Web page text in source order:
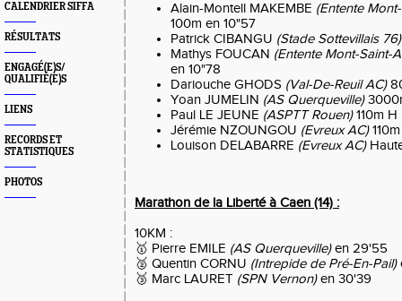
CALENDRIER SIFFA
RÉSULTATS
ENGAGÉ(E)S/
QUALIFIÉ(E)S
LIENS
RECORDS ET
STATISTIQUES
PHOTOS
Alain-Montell MAKEMBE (Entente
100m en 10"57
Patrick CIBANGU (Stade Sottevillais 76)
Mathys FOUCAN (Entente Mont-Saint-
en 10"78
Dariouche GHODS (Val-De-Reuil AC)
Yoan JUMELIN (AS Querqueville)
Paul LE JEUNE (ASPTT Rouen)110m H
Jérémie NZOUNGOU (Evreux AC)
Louison DELABARRE (Evreux AC)
Marathon de la Liberté à Caen (14) :
10KM :
🥇 Pierre EMILE (AS Querqueville)en 29'55
🥈 Quentin CORNU (Intrepide de Pré-En-Pail)
🥉 Marc LAURET (SPN Vernon)en 30'39